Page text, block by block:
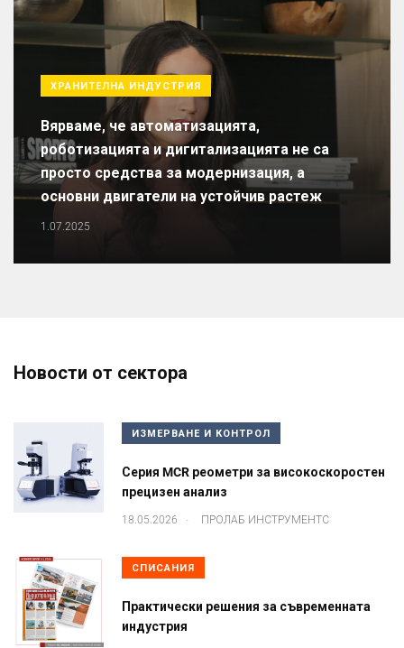
ХРАНИТЕЛНА ИНДУСТРИЯ
Вярваме, че автоматизацията,
роботизацията и дигитализацията не са
просто средства за модернизация, а
основни двигатели на устойчив растеж
1.07.2025
Новости от сектора
ИЗМЕРВАНЕ И КОНТРОЛ
Серия MCR реометри за високоскоростен
прецизен анализ
18.05.2026 . ПРОЛАБ ИНСТРУМЕНТС
СПИСАНИЯ
Практически решения за съвременната
индустрия